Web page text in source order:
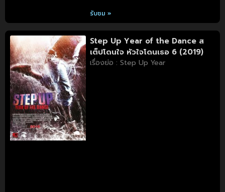
รับชม »
Step Up Year of the Dance ส
เต็ปโดนใจ หัวใจโดนเธอ 6 (2019)
เรื่องย่อ : Step Up Year